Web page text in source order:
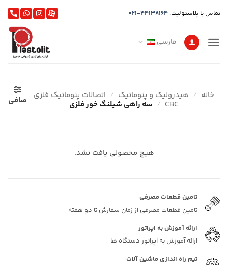
تماس با پلاستولیت: 021-44138164
فارسی
خانه / هیدرولیک و پنوماتیک / اتصالات پنوماتیک فلزی
CBC
/ سه راهی شیلنگ خور فلزی صافی
هیچ محصولی یافت نشد.
تامین قطعات مصرفی
تامین قطعات مصرفی از زمان سفارش تا دو هفته
ارائه آموزش به اپراتور
ارائه آموزش به اپراتور دستگاه ها
تیم راه اندازی ماشین آلات